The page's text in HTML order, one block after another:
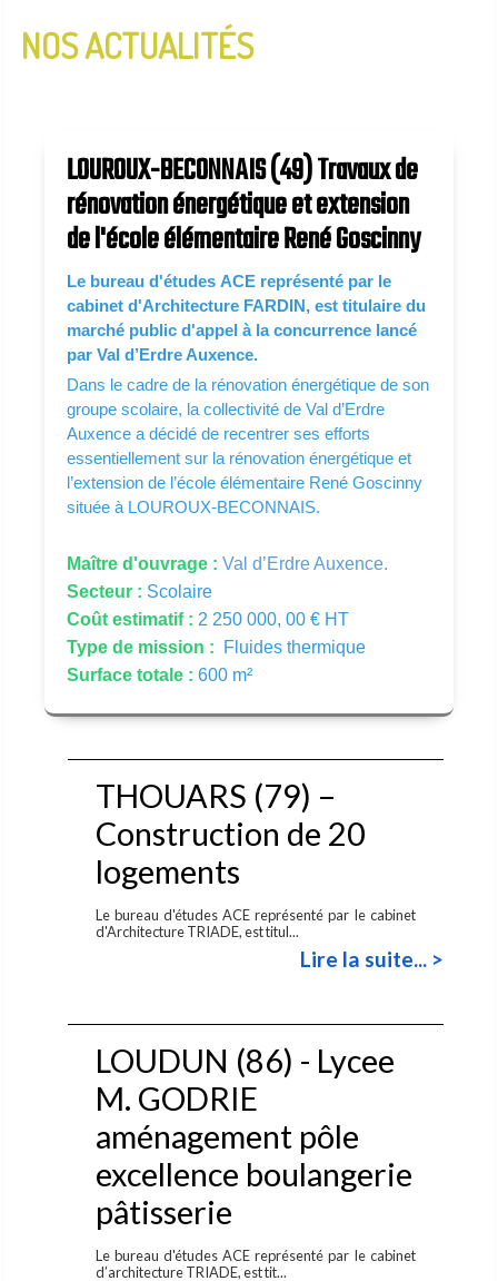
InfoLettre N°2 - Janvier 2020
NOS ACTUALITÉS
LOUROUX-BECONNAIS (49) Travaux de
rénovation énergétique et extension
de l'école élémentaire René Goscinny
Le bureau d'études ACE représenté par le
cabinet d'Architecture FARDIN, est titulaire du
marché public d'appel à la concurrence lancé
par Val d’Erdre Auxence.
Dans le cadre de la rénovation énergétique de son
groupe scolaire, la collectivité de Val d’Erdre
Auxence a décidé de recentrer ses efforts
essentiellement sur la rénovation énergétique et
l’extension de l’école élémentaire René Goscinny
située à LOUROUX-BECONNAIS.
Maître d'ouvrage : Val d’Erdre Auxence.
Secteur : Scolaire
Coût estimatif : 2 250 000, 00 € HT
Type de mission :
Fluides thermique
Surface totale : 600 m²
THOUARS (79) –
Construction de 20
logements
Le bureau d'études ACE représenté par le cabinet
d'Architecture TRIADE, est titul...
Lire la suite... >
LOUDUN (86) - Lycee
M. GODRIE
aménagement pôle
excellence boulangerie
pâtisserie
Le bureau d'études ACE représenté par le cabinet
d’architecture TRIADE, est tit...